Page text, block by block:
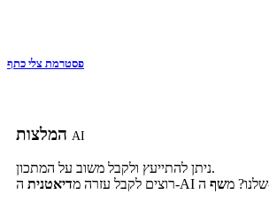
פסטרמת צלי כתף
AI
ניתן להתייעץ ולקבל משוב על המתכון.
רוצים לקבל עזרה מדיאטנית ה-AI שלנו? משף